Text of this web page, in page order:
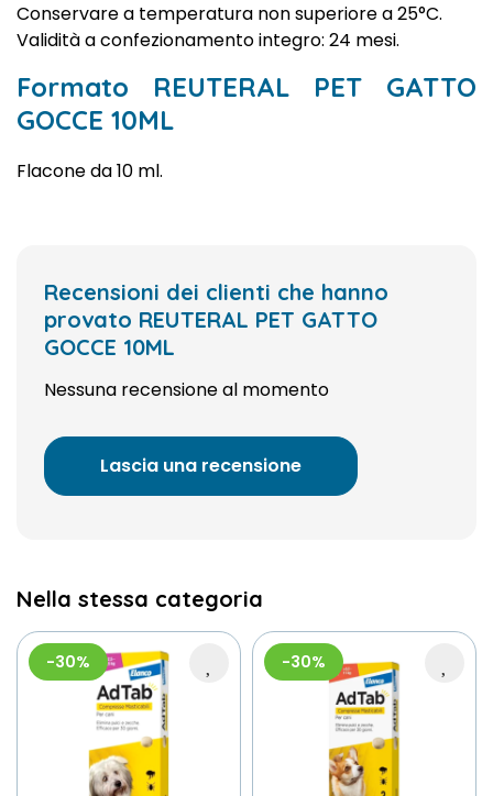
Conservare a temperatura non superiore a 25°C.
Validità a confezionamento integro: 24 mesi.
Formato REUTERAL PET GATTO
GOCCE 10ML
Flacone da 10 ml.
Recensioni dei clienti che hanno
provato REUTERAL PET GATTO
GOCCE 10ML
Nessuna recensione al momento
Lascia una recensione
Nella stessa categoria
-30% -30%